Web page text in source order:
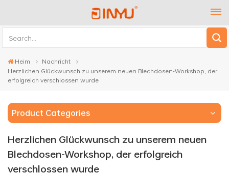
Heim
Nachricht
Herzlichen Glückwunsch zu unserem neuen Blechdosen-Workshop, der
erfolgreich verschlossen wurde
Product Categories
Herzlichen Glückwunsch zu unserem neuen
Blechdosen-Workshop, der erfolgreich
verschlossen wurde